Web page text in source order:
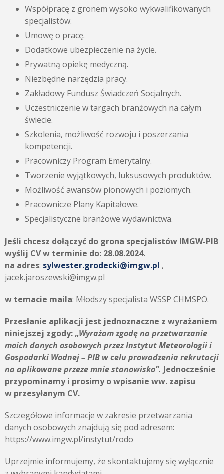
Współpracę z gronem wysoko wykwalifikowanych
specjalistów.
Umowę o pracę.
Dodatkowe ubezpieczenie na życie.
Prywatną opiekę medyczną.
Niezbędne narzędzia pracy.
Zakładowy Fundusz Świadczeń Socjalnych.
Uczestniczenie w targach branżowych na całym
świecie.
Szkolenia, możliwość rozwoju i poszerzania
kompetencji.
Pracowniczy Program Emerytalny.
Tworzenie wyjątkowych, luksusowych produktów.
Możliwość awansów pionowych i poziomych.
Pracownicze Plany Kapitałowe.
Specjalistyczne branżowe wydawnictwa.
Jeśli chcesz dołączyć do grona specjalistów IMGW-PIB
wyślij CV w terminie do: 28.08.2024.
na adres: sylwester.grodecki@imgw.pl ,
jacek.jaroszewski@imgw.pl
w temacie maila: Młodszy specjalista WSSP CHMSPO.
Przesłanie aplikacji jest jednoznaczne z wyrażaniem
niniejszej zgody: „Wyrażam zgodę na przetwarzanie
moich danych osobowych przezInstytut Meteorologii i
Gospodarki Wodnej – PIB w celu prowadzenia rekrutacji
na aplikowane przeze mnie stanowisko”. Jednocześnie
przypominamy i prosimy o wpisanie ww. zapisu
w przesyłanym CV.
Szczegółowe informacje w zakresie przetwarzania
danych osobowych znajdują się pod adresem:
https://www.imgw.pl/instytut/rodo
Uprzejmie informujemy, że skontaktujemy się wyłącznie